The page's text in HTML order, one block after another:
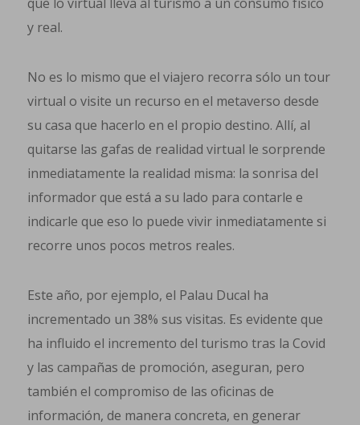
y real.
No es lo mismo que el viajero recorra sólo un tour
virtual o visite un recurso en el metaverso desde
su casa que hacerlo en el propio destino. Allí, al
quitarse las gafas de realidad virtual le sorprende
inmediatamente la realidad misma: la sonrisa del
informador que está a su lado para contarle e
indicarle que eso lo puede vivir inmediatamente si
recorre unos pocos metros reales.
Este año, por ejemplo, el Palau Ducal ha
incrementado un 38% sus visitas. Es evidente que
ha influido el incremento del turismo tras la Covid
y las campañas de promoción, aseguran, pero
también el compromiso de las oficinas de
información, de manera concreta, en generar